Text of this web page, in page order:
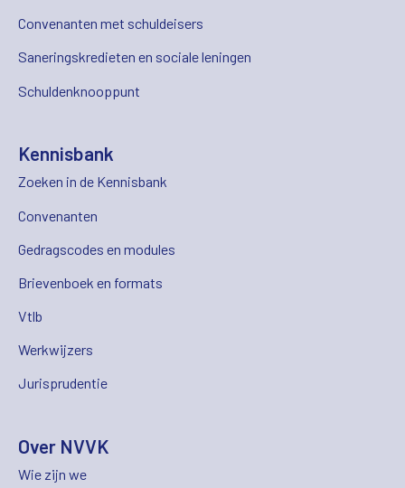
Convenanten met schuldeisers
Saneringskredieten en sociale leningen
Schuldenknooppunt
Kennisbank
Zoeken in de Kennisbank
Convenanten
Gedragscodes en modules
Brievenboek en formats
Vtlb
Werkwijzers
Jurisprudentie
Over NVVK
Wie zijn we